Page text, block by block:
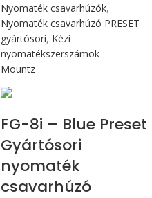
Nyomaték csavarhúzók,
Nyomaték csavarhúzó PRESET
gyártósori, Kézi
nyomatékszerszámok
Mountz
FG-8i – Blue Preset
Gyártósori
nyomaték
csavarhúzó